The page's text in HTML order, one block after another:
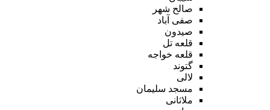
صالح شهر
صفی آباد
صیدون
قلعه تل
قلعه خواجه
گتوند
لالی
مسجد سلیمان
ملاثانی